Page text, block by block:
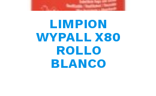
LIMPION
WYPALL X80
ROLLO
BLANCO